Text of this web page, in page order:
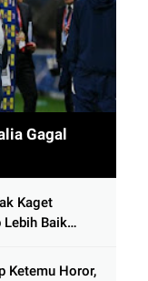
Gagal
Kaget
Baik
Ketemu Horor,